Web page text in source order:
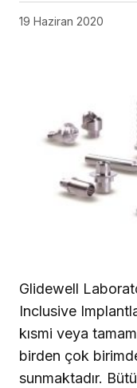
19 Haziran 2020
Glidewell
Inclusi­ve
kısmi veya
bir­den çok
sunmaktadır.